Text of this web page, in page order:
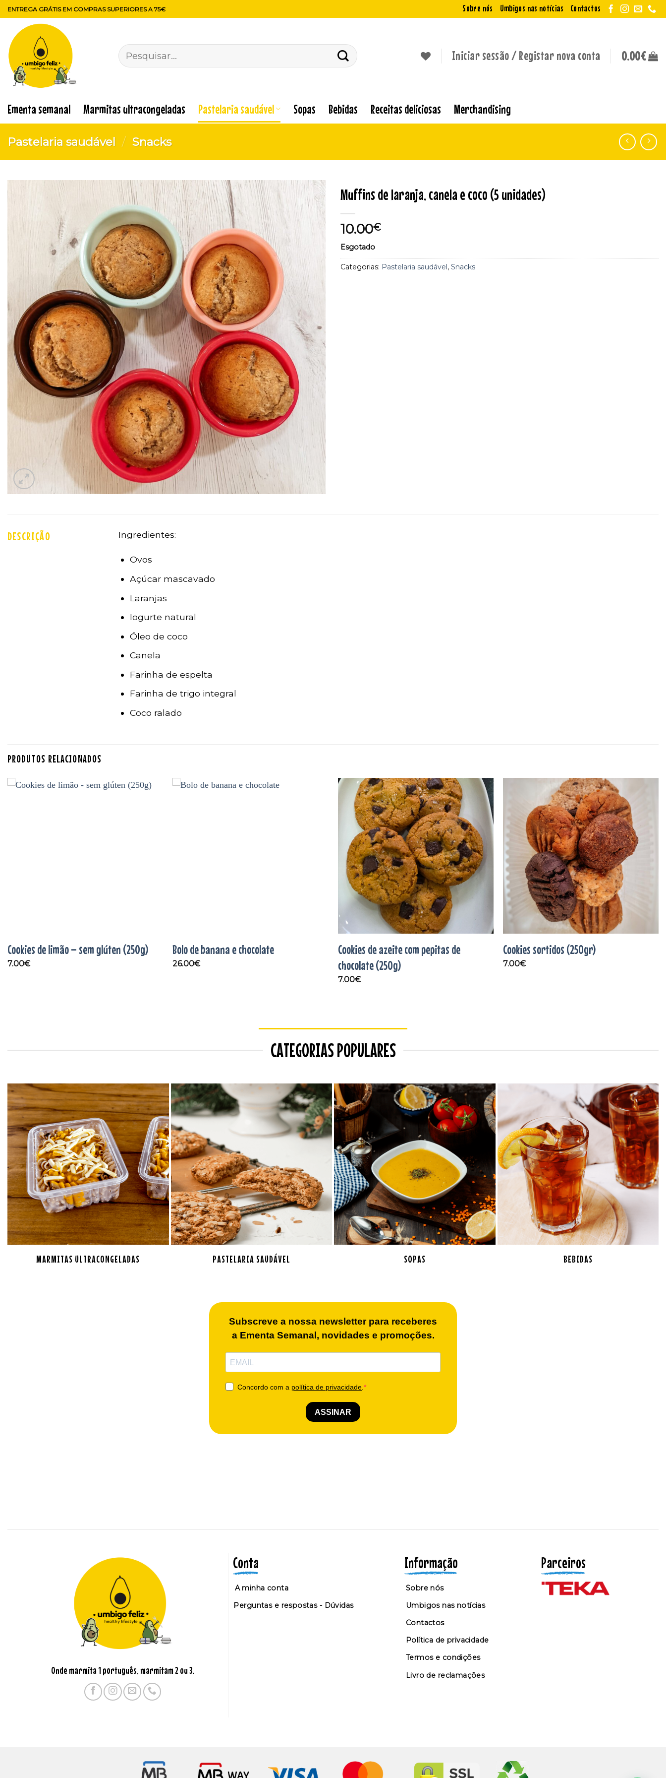
Skip
to
content
ENTREGA GRÁTIS EM COMPRAS SUPERIORES A 75€ Sobre nós Umbigos nas notícias Contactos
Pesquisar
por:
Iniciar sessão / Registar nova conta 0.00€
Ementa semanal Marmitas ultracongeladas Pastelaria saudável Sopas Bebidas Receitas deliciosas Merchandising
Pastelaria saudável / Snacks
Adicionar
favoritos
Muffins de laranja, canela e coco (5 unidades)
10.00€
Esgotado
Categorias: Pastelaria saudável, Snacks
DESCRIÇÃO Ingredientes:
Ovos
Açúcar mascavado
Laranjas
Iogurte natural
Óleo de coco
Canela
Farinha de espelta
Farinha de trigo integral
Coco ralado
PRODUTOS RELACIONADOS
Cookies de limão – sem glúten (250g)
7.00€
Bolo de banana e chocolate
26.00€
Adicionar
favoritos
Cookies de azeite com pepitas de
chocolate (250g)
7.00€
Adicionar
aos
favoritos
Cookies sortidos (250gr)
7.00€
CATEGORIAS POPULARES
MARMITAS ULTRACONGELADAS PASTELARIA SAUDÁVEL SOPAS BEBIDAS
Onde marmita 1 português, marmitam 2 ou 3.
Conta
A minha conta
Perguntas e respostas - Dúvidas
Informação
Sobre nós
Umbigos nas notícias
Contactos
Política de privacidade
Termos e condições
Livro de reclamações
Parceiros